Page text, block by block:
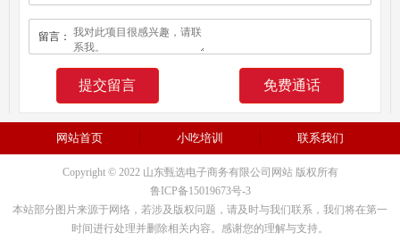
留言：
免费通话
网站首页 小吃培训 联系我们
Copyright © 2022 山东甄选电子商务有限公司网站 版权所有
鲁ICP备15019673号-3
本站部分图片来源于网络，若涉及版权问题，请及时与我们联系，我们将在第一
时间进行处理并删除相关内容。感谢您的理解与支持。